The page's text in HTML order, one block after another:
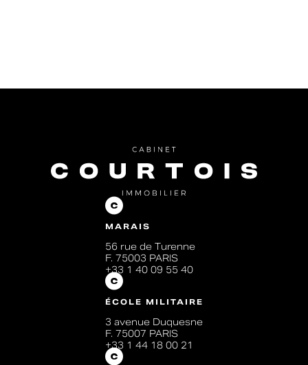
MARAIS
56 rue de Turenne
F. 75003 PARIS
+33 1 40 09 55 40
ÉCOLE MILITAIRE
3 avenue Duquesne
F. 75007 PARIS
+33 1 44 18 00 21